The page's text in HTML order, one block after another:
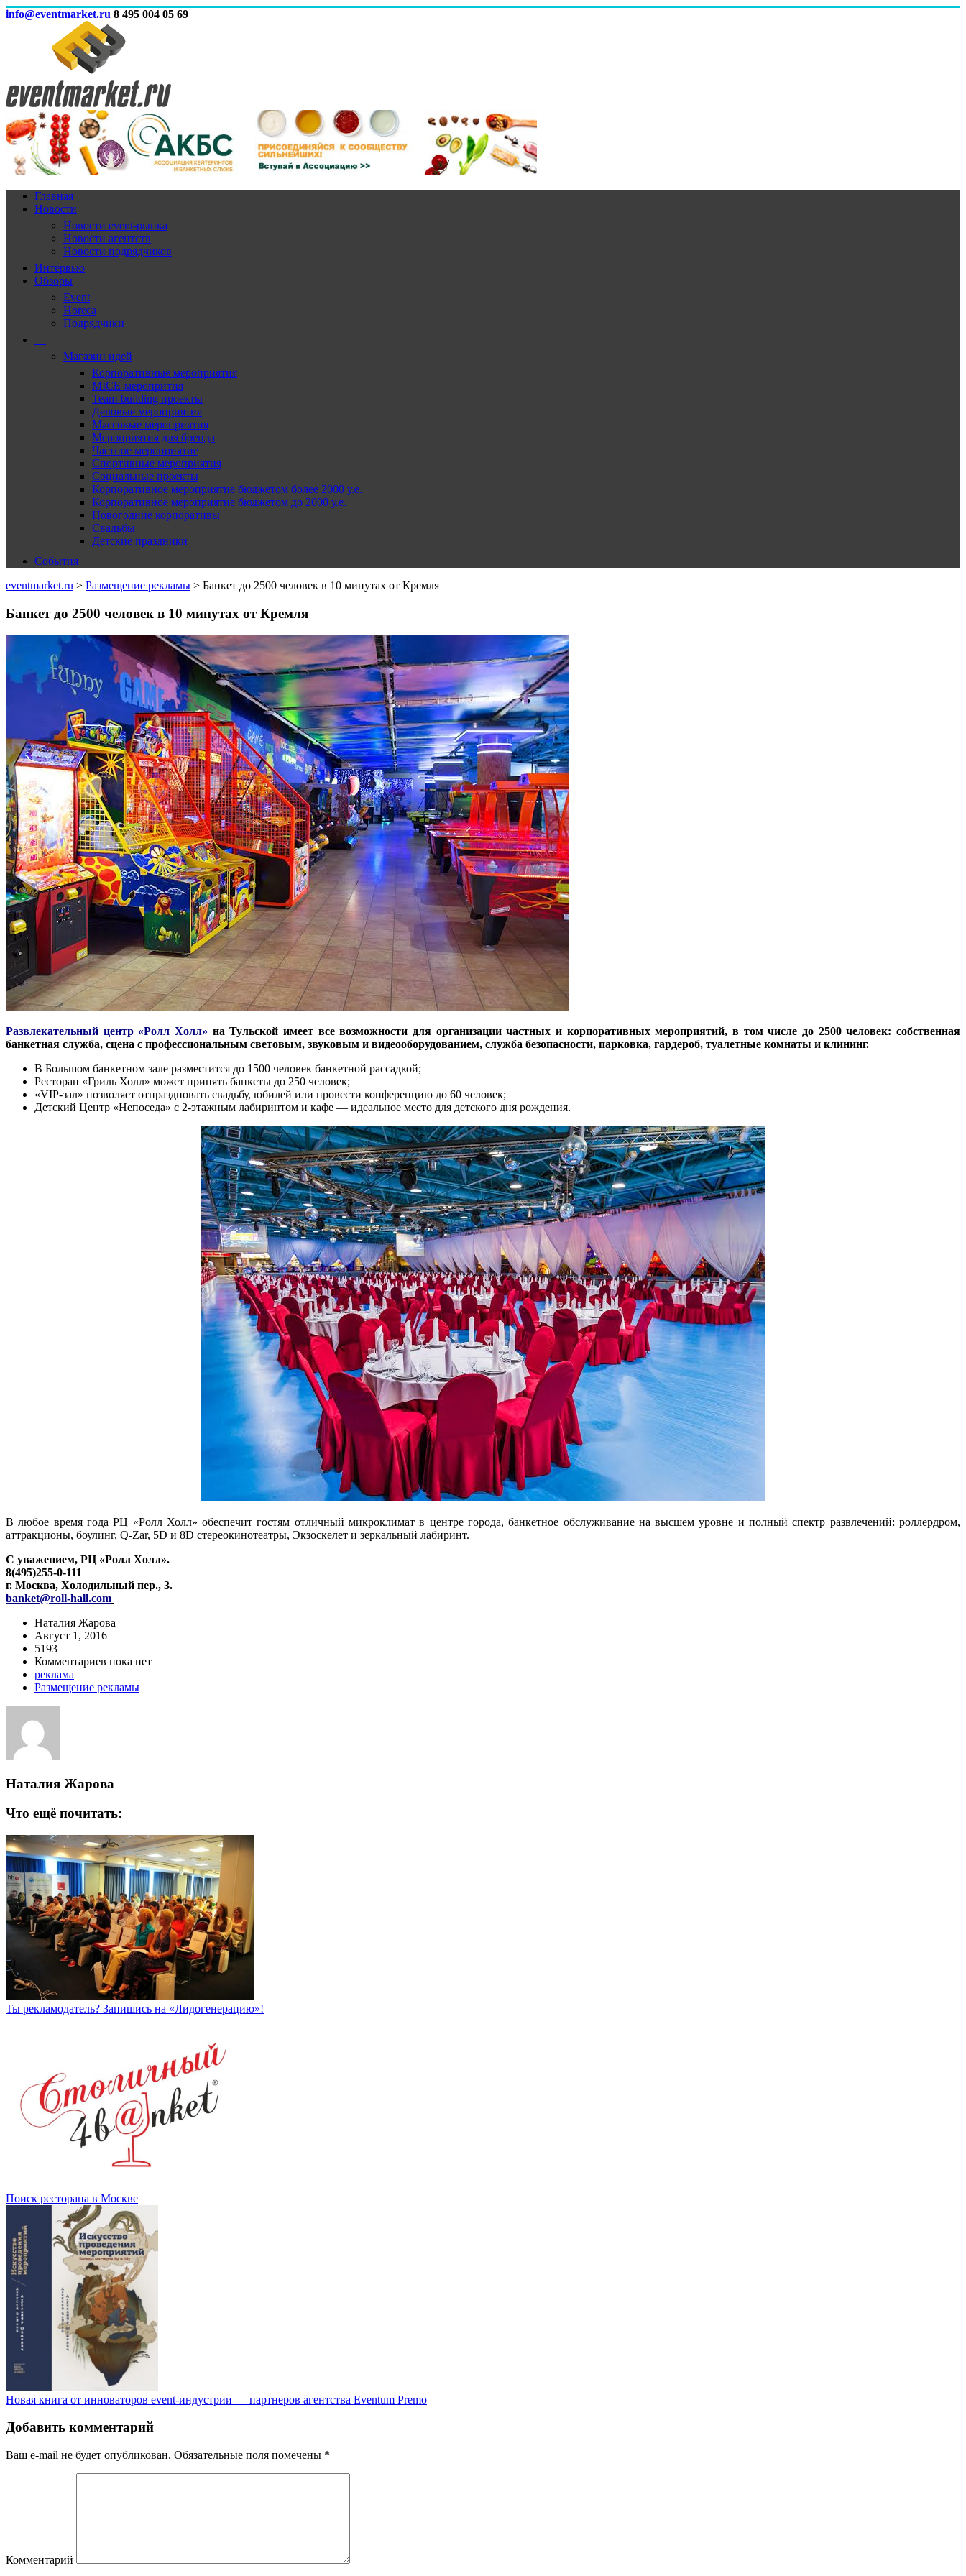
info@eventmarket.ru 8 495 004 05 69
Главная
Новости
Новости event-рынка
Новости агентств
Новости подрядчиков
Интервью
Обзоры
Event
Horeca
Подрядчики
—
Магазин идей
Корпоративные мероприятия
MICE-меропрития
Team-building проекты
Деловые мероприятия
Массовые мероприятия
Мероприятия для бренда
Частное мероприятие
Спортивные мероприятия
Социальные проекты
Корпоративное мероприятие бюджетом более 2000 у.е.
Корпоративное мероприятие бюджетом до 2000 у.е.
Новогодние корпоративы
Свадьбы
Детские праздники
События
eventmarket.ru > Размещение рекламы > Банкет до 2500 человек в 10 минутах от Кремля
Банкет до 2500 человек в 10 минутах от Кремля
Развлекательный центр «Ролл Холл» на Тульской имеет все возможности для организации частных и корпоративных мероприятий, в том числе до 2500 человек: собственная
банкетная служба, сцена с профессиональным световым, звуковым и видеооборудованием, служба безопасности, парковка, гардероб, туалетные комнаты и клининг.
В Большом банкетном зале разместится до 1500 человек банкетной рассадкой;
Ресторан «Гриль Холл» может принять банкеты до 250 человек;
«VIP-зал» позволяет отпраздновать свадьбу, юбилей или провести конференцию до 60 человек;
Детский Центр «Непоседа» с 2-этажным лабиринтом и кафе — идеальное место для детского дня рождения.
В любое время года РЦ «Ролл Холл» обеспечит гостям отличный микроклимат в центре города, банкетное обслуживание на высшем уровне и полный спектр развлечений: роллердром,
аттракционы, боулинг, Q-Zar, 5D и 8D стереокинотеатры, Экзоскелет и зеркальный лабиринт.
С уважением, РЦ «Ролл Холл».
8(495)255-0-111
г. Москва, Холодильный пер., 3.
banket@roll-hall.com
Наталия Жарова
Август 1, 2016
5193
Комментариев пока нет
реклама
Размещение рекламы
Наталия Жарова
Что ещё почитать:
Ты рекламодатель? Запишись на «Лидогенерацию»!
Поиск ресторана в Москве
Новая книга от инноваторов event-индустрии — партнеров агентства Eventum Premo
Добавить комментарий
Ваш e-mail не будет опубликован. Обязательные поля помечены *
Комментарий